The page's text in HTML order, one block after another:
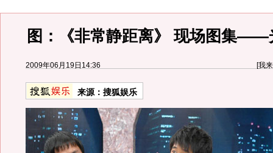
图：《非常静距离》 现场图集——
2009年06月19日14:36 [我
来源： 搜狐娱乐